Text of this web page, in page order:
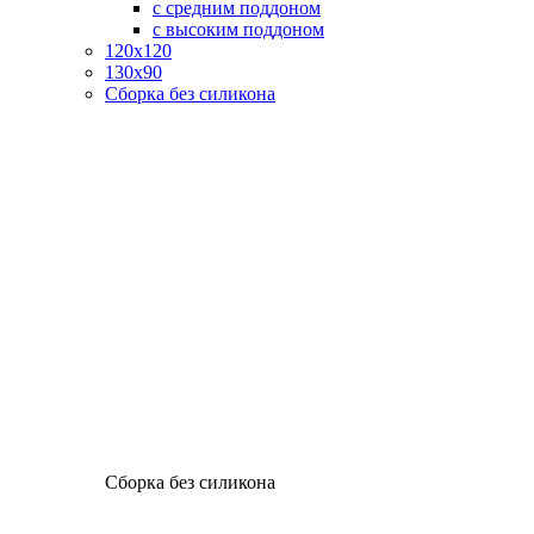
с средним поддоном
с высоким поддоном
120х120
130х90
Сборка без силикона
Сборка без силикона